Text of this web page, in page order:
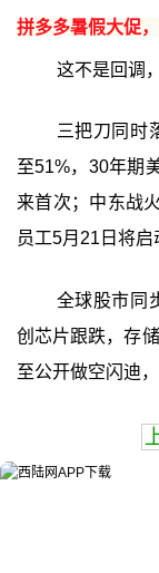
拼多多暑假大促
这不是回调
三把刀同时
至51%，30年期
来首次；中东战
员工5月21日将启
全球股市同
创芯片跟跌，存
至公开做空闪迪